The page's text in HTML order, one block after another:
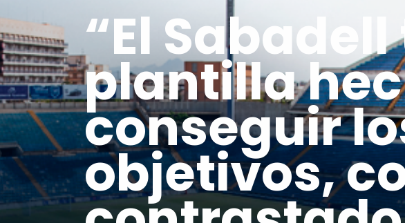
“El
plantilla
conseguir
objetivos,